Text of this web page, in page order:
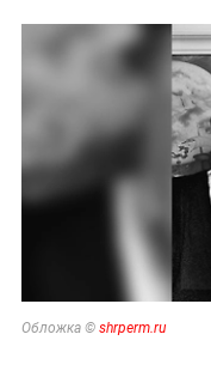
Обложка © shrperm.ru